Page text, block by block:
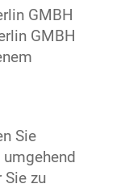
GMBH
GMBH
Sie
Sie zu